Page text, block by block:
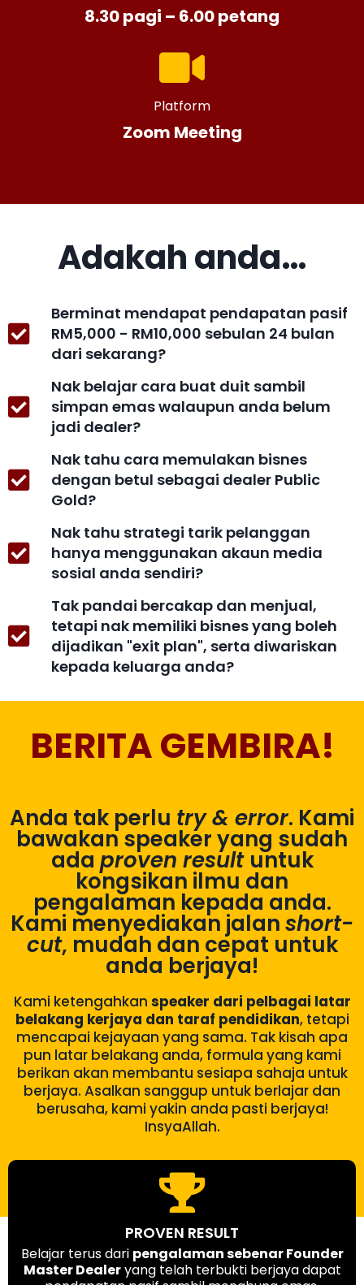
8.30 pagi – 6.00 petang
Platform
Zoom Meeting
Adakah anda…
Berminat mendapat pendapatan pasif
RM5,000 - RM10,000 sebulan 24 bulan
dari sekarang?
Nak belajar cara buat duit sambil
simpan emas walaupun anda belum
jadi dealer?
Nak tahu cara memulakan bisnes
dengan betul sebagai dealer Public
Gold?
Nak tahu strategi tarik pelanggan
hanya menggunakan akaun media
sosial anda sendiri?
Tak pandai bercakap dan menjual,
tetapi nak memiliki bisnes yang boleh
dijadikan "exit plan", serta diwariskan
kepada keluarga anda?
BERITA GEMBIRA!
Anda tak perlu try & error. Kami
bawakan speaker yang sudah
ada proven result untuk
kongsikan ilmu dan
pengalaman kepada anda.
Kami menyediakan jalanshort-
cut, mudah dan cepat untuk
anda berjaya!
Kami ketengahkan speaker dari pelbagai latar
belakang kerjaya dan taraf pendidikan, tetapi
mencapai kejayaan yang sama. Tak kisah apa
pun latar belakang anda, formula yang kami
berikan akan membantu sesiapa sahaja untuk
berjaya. Asalkan sanggup untuk berlajar dan
berusaha, kami yakin anda pasti berjaya!
InsyaAllah.
PROVEN RESULT
Belajar terus dari pengalaman sebenar Founder
Master Dealeryang telah terbukti berjaya dapat